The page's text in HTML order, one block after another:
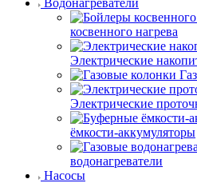
Водонагреватели
косвенного нагрева
Электрические
Электрические
ёмкости-аккумуляторы
водонагреватели
Насосы